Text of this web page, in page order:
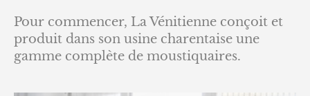
Pour commencer, La Vénitienne conçoit et
produit dans son usine charentaise une
gamme complète de moustiquaires.